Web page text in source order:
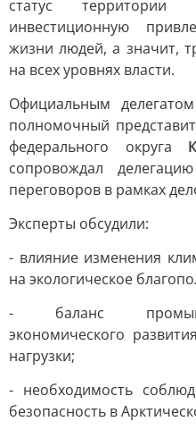
статус
инвестиционную
жизни людей, а значит,
на всех уровнях власти.
Официальным
полномочный
федерального округа
сопровождал
переговоров в рамках
Эксперты обсудили:
- влияние изменения
на экологическое
- баланс
экономического
нагрузки;
- необходимость
безопасность в